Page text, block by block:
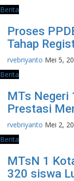
Berita
Proses
Tahap
rvebriyanto Mei 5,
Berita
MTs Negeri
Prestasi
rvebriyanto Mei 2,
Berita
MTsN 1
320 siswa